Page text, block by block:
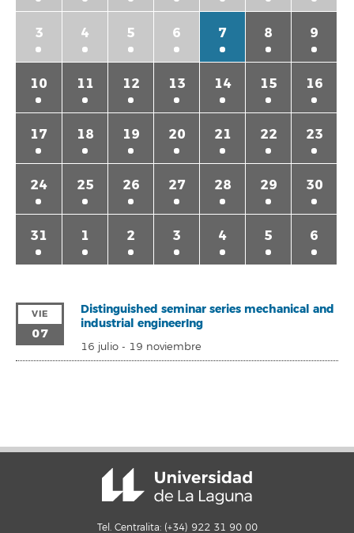
3 4 5 6 7 8 9
10 11 12 13 14 15 16
17 18 19 20 21 22 23
24 25 26 27 28 29 30
31 1 2 3 4 5 6
VIE
07
Distinguished seminar series mechanical and
industrial engineerIng
16 julio- 19 noviembre
Tel. Centralita: (+34) 922 31 90 00